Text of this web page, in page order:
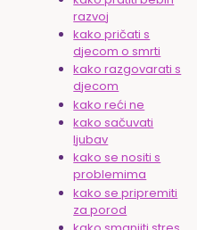
razvoj
kako pričati s
djecom o smrti
kako razgovarati s
djecom
kako reći ne
kako sačuvati
ljubav
kako se nositi s
problemima
kako se pripremiti
za porod